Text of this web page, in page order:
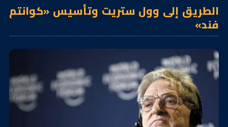
الطريق إلى وول ستريت وتأسيس «كوانتم
فند»